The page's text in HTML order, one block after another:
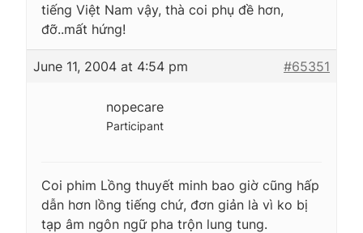
tiếng Việt Nam vậy, thà coi phụ đề hơn,
đỡ..mất hứng!
June 11, 2004 at 4:54 pm #65351
nopecare
Participant
Coi phim Lồng thuyết minh bao giờ cũng hấp
dẫn hơn lồng tiếng chứ, đơn giản là vì ko bị
tạp âm ngôn ngữ pha trộn lung tung.